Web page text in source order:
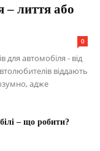
– лиття або
0
для автомобіля - від
віддають
адже
– що робити?